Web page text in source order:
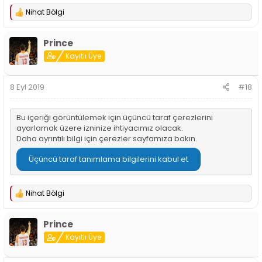
T
k
i
l
Nihat Bölgi
Prince
Kayıtlı Üye
8 Eyl 2019 #18
Bu içeriği görüntülemek için üçüncü taraf çerezlerini
ayarlamak üzere izninize ihtiyacımız olacak.
Daha ayrıntılı bilgi için çerezler sayfamıza bakın.
Üçüncü taraf tanımlama bilgilerini kabul et
T
p
k
i
l
Nihat Bölgi
Prince
Kayıtlı Üye